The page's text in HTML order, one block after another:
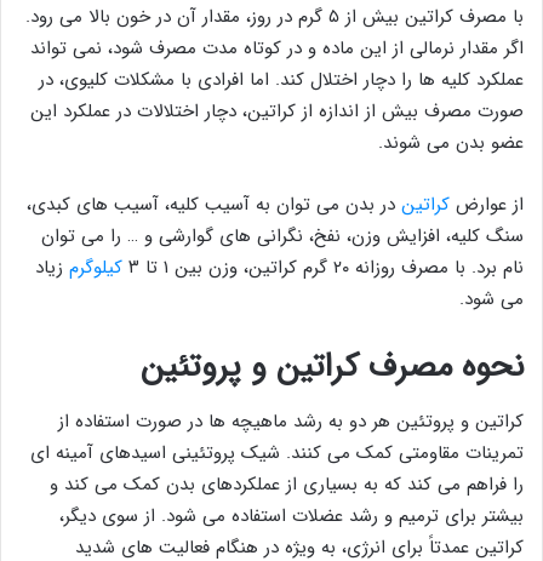
با مصرف کراتین بیش از ۵ گرم در روز، مقدار آن در خون بالا می رود.
اگر مقدار نرمالی از این ماده و در کوتاه مدت مصرف شود، نمی تواند
عملکرد کلیه ها را دچار اختلال کند. اما افرادی با مشکلات کلیوی، در
صورت مصرف بیش از اندازه از کراتین، دچار اختلالات در عملکرد این
عضو بدن می شوند.
از عوارض کراتین در بدن می توان به آسیب کلیه، آسیب های کبدی،
سنگ کلیه، افزایش وزن، نفخ، نگرانی های گوارشی و … را می توان
نام برد. با مصرف روزانه ۲۰ گرم کراتین، وزن بین ۱ تا ۳
کیلوگرم زیاد
می شود.
نحوه مصرف کراتین و پروتئین
کراتین و پروتئین هر دو به رشد ماهیچه ها در صورت استفاده از
تمرینات مقاومتی کمک می کنند. شیک پروتئینی اسیدهای آمینه ای
را فراهم می کند که به بسیاری از عملکردهای بدن کمک می کند و
بیشتر برای ترمیم و رشد عضلات استفاده می شود. از سوی دیگر،
کراتین عمدتاً برای انرژی، به ویژه در هنگام فعالیت های شدید